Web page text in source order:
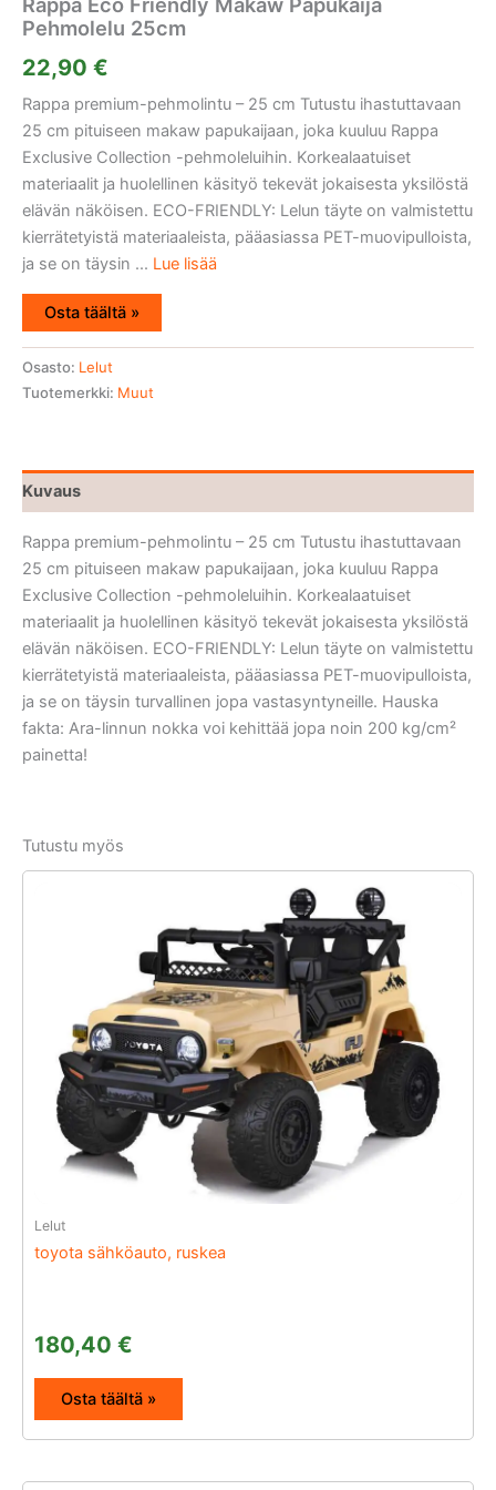
Pehmolelu 25cm
22,90 €
Rappa premium-pehmolintu – 25 cm Tutustu ihastuttavaan
25 cm pituiseen makaw papukaijaan, joka kuuluu Rappa
Exclusive Collection -pehmoleluihin. Korkealaatuiset
materiaalit ja huolellinen käsityö tekevät jokaisesta yksilöstä
elävän näköisen. ECO-FRIENDLY: Lelun täyte on valmistettu
kierrätetyistä materiaaleista, pääasiassa PET-muovipulloista,
ja se on täysin ... Lue lisää
Osta täältä »
Osasto: Lelut
Tuotemerkki: Muut
Kuvaus
Rappa premium-pehmolintu – 25 cm Tutustu ihastuttavaan
25 cm pituiseen makaw papukaijaan, joka kuuluu Rappa
Exclusive Collection -pehmoleluihin. Korkealaatuiset
materiaalit ja huolellinen käsityö tekevät jokaisesta yksilöstä
elävän näköisen. ECO-FRIENDLY: Lelun täyte on valmistettu
kierrätetyistä materiaaleista, pääasiassa PET-muovipulloista,
ja se on täysin turvallinen jopa vastasyntyneille. Hauska
fakta: Ara-linnun nokka voi kehittää jopa noin 200 kg/cm²
painetta!
Tutustu myös
Lelut
toyota sähköauto, ruskea
180,40 €
Osta täältä »